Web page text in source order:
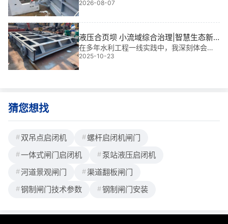
原有设备老化常带来运行不稳定问题。本文
分享将滚珠丝杆式改为液压直推式的实际经
验，服务于无人值守电站与应急泄洪系统。
2026-08-07
液压合页坝 小流域综合治理|智慧生态新
引擎
在多年水利工程一线实践中，我深刻体会
到：液压合页坝 小流域综合治理不仅是技术
升级，更是生态修复与防洪安全的“双轮驱
2025-10-23
猜您想找
双吊点启闭机
螺杆启闭机闸门
一体式闸门启闭机
泵站液压启闭机
河道景观闸门
渠道翻板闸门
钢制闸门技术参数
钢制闸门安装